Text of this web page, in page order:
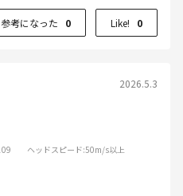
いいのでは
うか？
いとどうしても滑る
がやっぱり３
燥後、手のひらの型
あまりな
後は固くなるのでほ
参考になった 0 Like! 0
2026.5.3
ヘッドスピード:50m/s以上